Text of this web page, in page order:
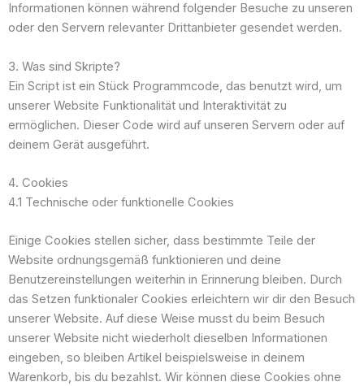
Informationen können während folgender Besuche zu unseren
oder den Servern relevanter Drittanbieter gesendet werden.
3. Was sind Skripte?
Ein Script ist ein Stück Programmcode, das benutzt wird, um
unserer Website Funktionalität und Interaktivität zu
ermöglichen. Dieser Code wird auf unseren Servern oder auf
deinem Gerät ausgeführt.
4. Cookies
4.1 Technische oder funktionelle Cookies
Einige Cookies stellen sicher, dass bestimmte Teile der
Website ordnungsgemäß funktionieren und deine
Benutzereinstellungen weiterhin in Erinnerung bleiben. Durch
das Setzen funktionaler Cookies erleichtern wir dir den Besuch
unserer Website. Auf diese Weise musst du beim Besuch
unserer Website nicht wiederholt dieselben Informationen
eingeben, so bleiben Artikel beispielsweise in deinem
Warenkorb, bis du bezahlst. Wir können diese Cookies ohne